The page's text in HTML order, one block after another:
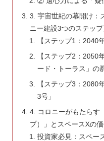
3. 宇宙世紀の幕開け：
ニー建設3つのステップ
【ステップ1：2040
【ステップ2：2050
ード・トーラス」の
【ステップ3：2080
3号」
4. コロニーがもたらす
プ）」とスペースXの
投資家必見：スペー